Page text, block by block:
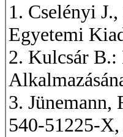
1. Cselényi
Egyetemi
2. Kulcsár
3.
540-51225-